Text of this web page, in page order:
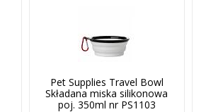
Pet Supplies Travel Bowl
Składana miska silikonowa
poj. 350ml nr PS1103